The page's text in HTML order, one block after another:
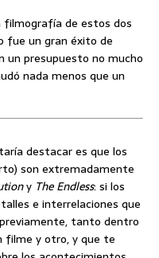
de estos dos
fue un gran éxito de
un presupuesto no mucho
nada menos que un
destacar es que los
son extremadamente
y The Endless: si los
e interrelaciones que
tanto dentro
filme y otro, y que te